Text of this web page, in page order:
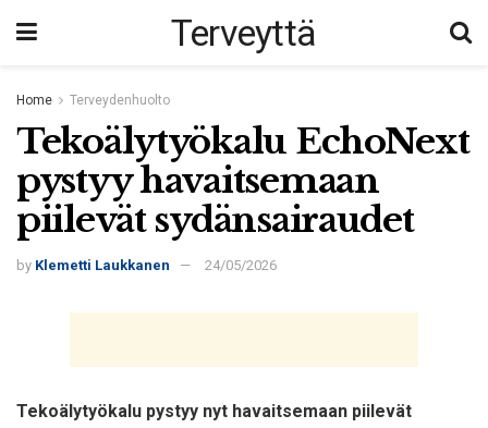
Terveyttä
Home Terveydenhuolto
Tekoälytyökalu EchoNext
pystyy havaitsemaan
piilevät sydänsairaudet
by Klemetti Laukkanen 24/05/2026
Tekoälytyökalu pystyy nyt havaitsemaan piilevät